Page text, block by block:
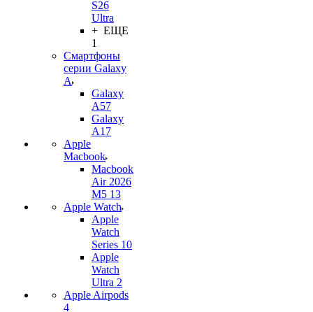
S26
Ultra
+ ЕЩЕ
1
Смартфоны
серии Galaxy
A
Galaxy
A57
Galaxy
A17
Apple
Macbook
Macbook
Air 2026
M5 13
Apple Watch
Apple
Watch
Series 10
Apple
Watch
Ultra 2
Apple Airpods
4